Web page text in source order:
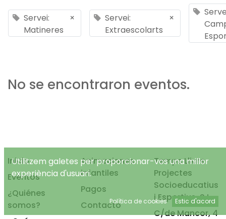
Servei:
Matineres
×
Servei:
Extraescolarts
×
No se encontraron eventos.
Inicio
Eventos
¿Quiénes
somos?
Animaciones
infantiles
Pagos
Contacto
Temps Lliure
Projectes
Socioeducatius
i Esportius, S.L.
C/de Mancor, 4
Utilitzem galetes per proporcionar-vos una millor
experiència d'usuari.
Política de cookies Estic d'acord